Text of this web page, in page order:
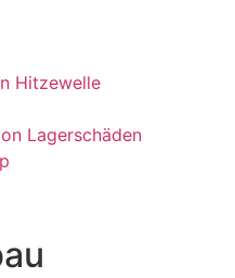
Hitzewelle
Lagerschäden